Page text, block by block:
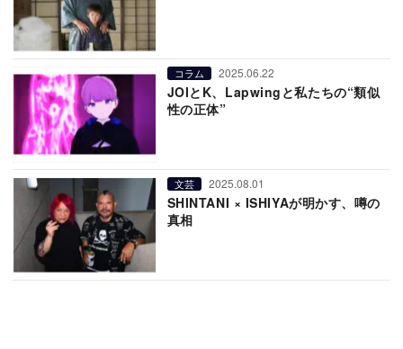
コラム 2025.06.22
JOIとK、Lapwingと私たちの“類似
性の正体”
文芸 2025.08.01
SHINTANI × ISHIYAが明かす、噂の
真相